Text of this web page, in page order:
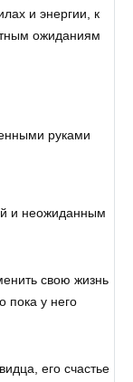
и энергии, к
ожиданиям
руками
и неожиданным
свою жизнь
пока у него
его счастье